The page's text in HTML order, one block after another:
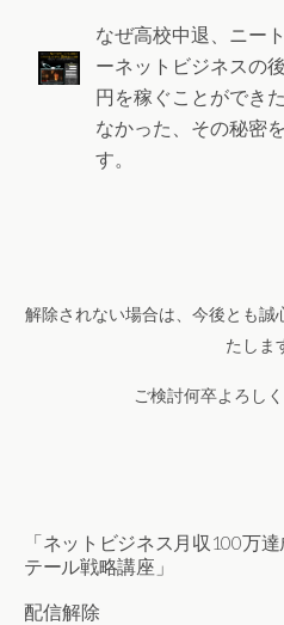
なぜ高校中退、ニー
ーネットビジネスの
円を稼ぐことができ
なかった、その秘密
す。
解除されない場合は、今後とも誠
たしま
ご検討何卒よろし
「ネットビジネス月収100万
テール戦略講座」
配信解除